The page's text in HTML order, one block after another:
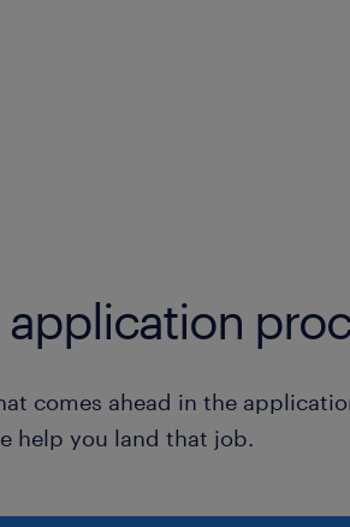
comes ahead in the
help you land that job.